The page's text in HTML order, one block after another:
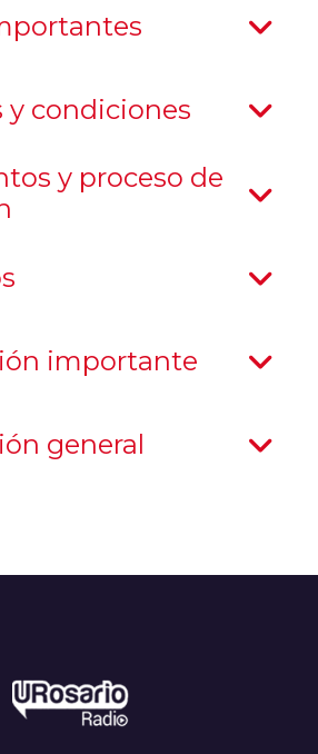
y condiciones
y proceso de
importante
general